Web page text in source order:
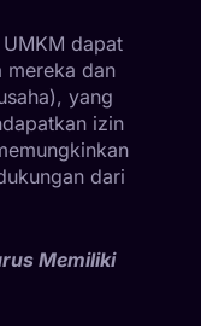
dapat
mereka dan
yang
izin
dari
Memiliki